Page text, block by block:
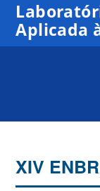
Aplicada
XIV